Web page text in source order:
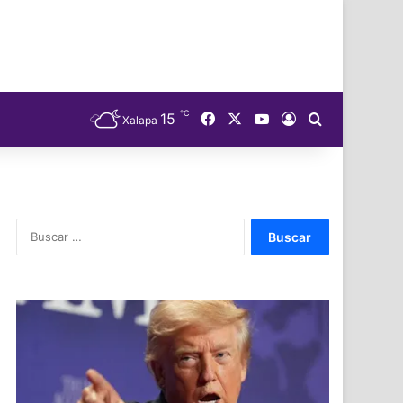
Xalapa 15 ℃ FacebookYouTube
Acceso